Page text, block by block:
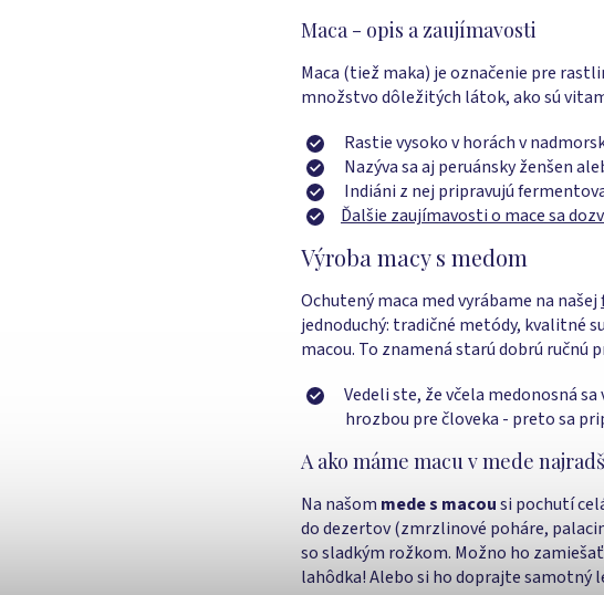
Maca - opis a zaujímavosti
Maca (tiež maka) je označenie pre
množstvo dôležitých látok, ako sú
Rastie vysoko v horách v
Nazýva sa aj peruánsky ženšen
Indiáni z nej pripravujú
Ďalšie zaujímavosti o mace sa
Výroba macy s medom
Ochutený maca med vyrábame na našej
jednoduchý: tradičné metódy, kvalitné
macou. To znamená starú dobrú ručnú
Vedeli ste, že včela medonosná
hrozbou pre človeka - preto sa
A ako máme macu v mede
Na našom mede s macousi pochutí
do dezertov (zmrzlinové poháre,
so sladkým rožkom. Možno ho
lahôdka! Alebo si ho doprajte samotný